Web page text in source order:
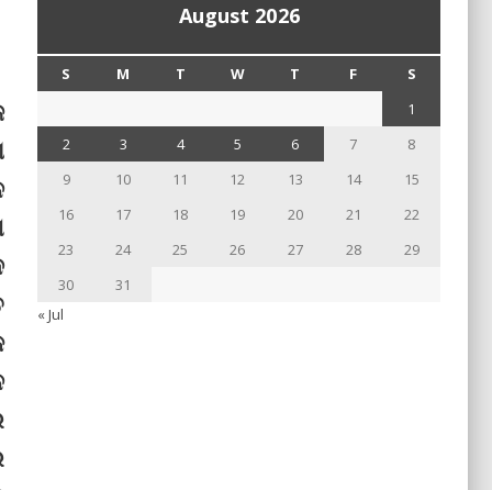
August 2026
S M T W T F
S
1
2
3 4 5 6 7
8
9
10 11 12 13 14
15
16
17 18 19 20 21
22
23
24 25 26 27 28
29
30
31
« Jul